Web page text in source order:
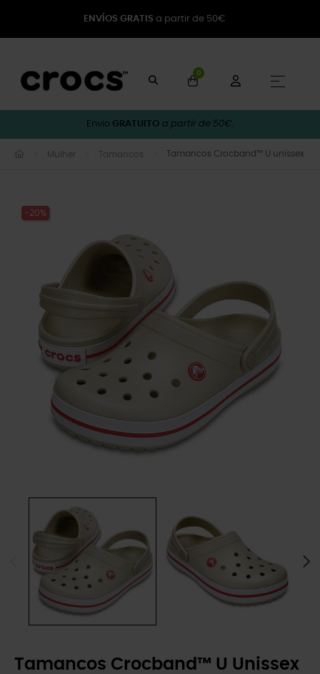
ENVÍOS GRATIS a partir de 50€
0
☰
Envio GRATUITO a partir de 50€.
Mulher Tamancos Tamancos Crocband™ U unissex
-20%
Tamancos Crocband™ U Unissex